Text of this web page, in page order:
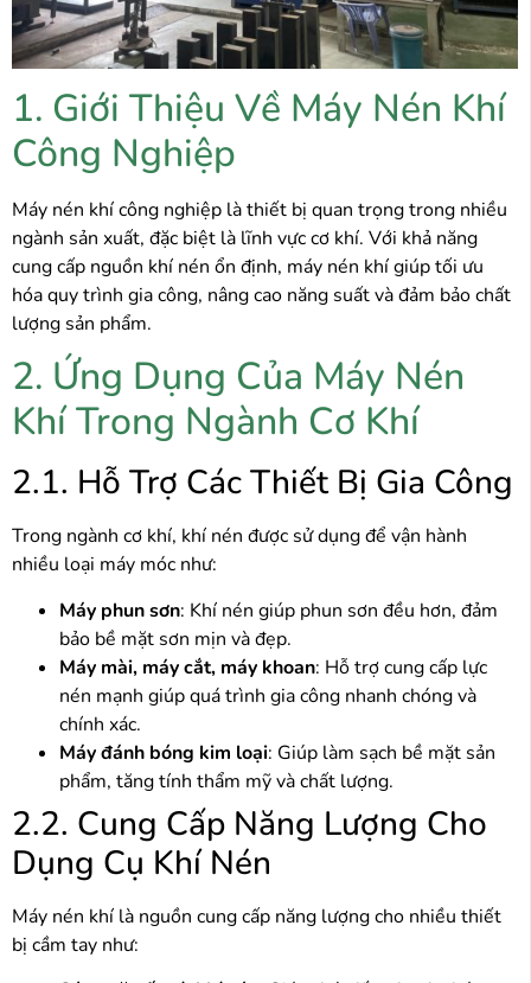
1. Giới Thiệu Về Máy Nén Khí
Công Nghiệp
Máy nén khí công nghiệp là thiết bị quan trọng trong nhiều
ngành sản xuất, đặc biệt là lĩnh vực cơ khí. Với khả năng
cung cấp nguồn khí nén ổn định, máy nén khí giúp tối ưu
hóa quy trình gia công, nâng cao năng suất và đảm bảo chất
lượng sản phẩm.
2. Ứng Dụng Của Máy Nén
Khí Trong Ngành Cơ Khí
2.1. Hỗ Trợ Các Thiết Bị Gia Công
Trong ngành cơ khí, khí nén được sử dụng để vận hành
nhiều loại máy móc như:
Máy phun sơn: Khí nén giúp phun sơn đều hơn, đảm
bảo bề mặt sơn mịn và đẹp.
Máy mài, máy cắt, máy khoan: Hỗ trợ cung cấp lực
nén mạnh giúp quá trình gia công nhanh chóng và
chính xác.
Máy đánh bóng kim loại: Giúp làm sạch bề mặt sản
phẩm, tăng tính thẩm mỹ và chất lượng.
2.2. Cung Cấp Năng Lượng Cho
Dụng Cụ Khí Nén
Máy nén khí là nguồn cung cấp năng lượng cho nhiều thiết
bị cầm tay như: